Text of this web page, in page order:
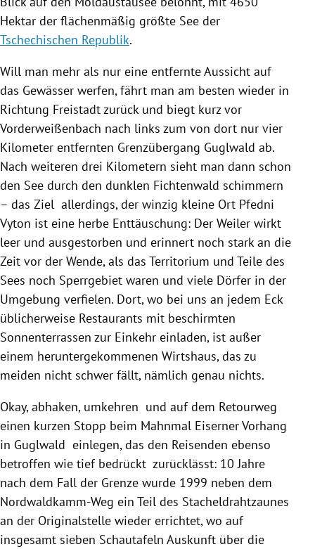
Hektar der flächenmäßig größte See der
Tschechischen Republik.
Will man mehr als nur eine entfernte Aussicht auf
das Gewässer werfen, fährt man am besten wieder in
Richtung Freistadtzurück und biegt kurz vor
Vorderweißenbach nach links zum von dort nur vier
Kilometer entfernten Grenzübergang Guglwald ab.
Nach weiteren drei Kilometern sieht man dann schon
den See durch den dunklen Fichtenwald schimmern
– das Ziel allerdings, der winzig kleine Ort Pfedni
Vyton ist eine herbe Enttäuschung: Der Weiler wirkt
leer und ausgestorben und erinnert noch stark an die
Zeit vor der Wende, als das Territorium und Teile des
Sees noch Sperrgebiet waren und viele Dörfer in der
Umgebung verfielen. Dort, wo bei uns an jedem Eck
üblicherweise Restaurants mit beschirmten
Sonnenterrassen zur Einkehr einladen, ist außer
einem heruntergekommenen Wirtshaus, das zu
meiden nicht schwer fällt, nämlich genau nichts.
Okay, abhaken, umkehren und auf dem Retourweg
einen kurzen Stopp beim Mahnmal Eiserner Vorhang
in Guglwald einlegen, das den Reisenden ebenso
betroffen wie tief bedrückt zurücklässt: 10 Jahre
nach dem Fall der Grenze wurde 1999 neben dem
Nordwaldkamm-Weg ein Teil des Stacheldrahtzaunes
an der Originalstelle wieder errichtet, wo auf
insgesamt sieben Schautafeln Auskunft über die